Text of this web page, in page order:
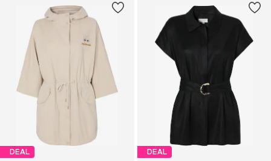
DEAL DEAL